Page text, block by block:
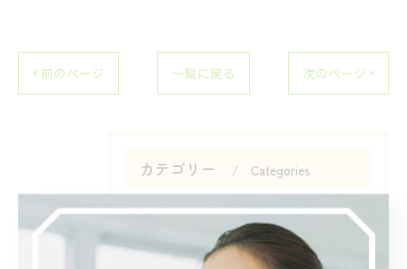
< 前のページ 一覧に戻る 次のページ >
カテゴリー Categories
全てのカテゴリー
腰痛